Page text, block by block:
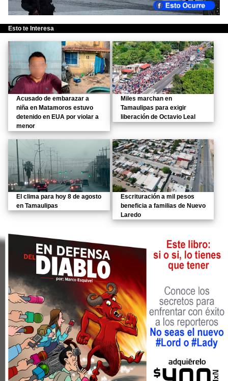
Esto te Interesa
Acusado de embarazar a
niña en Matamoros estuvo
detenido en EUA por violar a
menor
Miles marchan en
Tamaulipas para exigir
liberación de Octavio Leal
El clima para hoy 8 de agosto
en Tamaulipas
Escrituración a mil pesos
beneficia a familias de Nuevo
Laredo